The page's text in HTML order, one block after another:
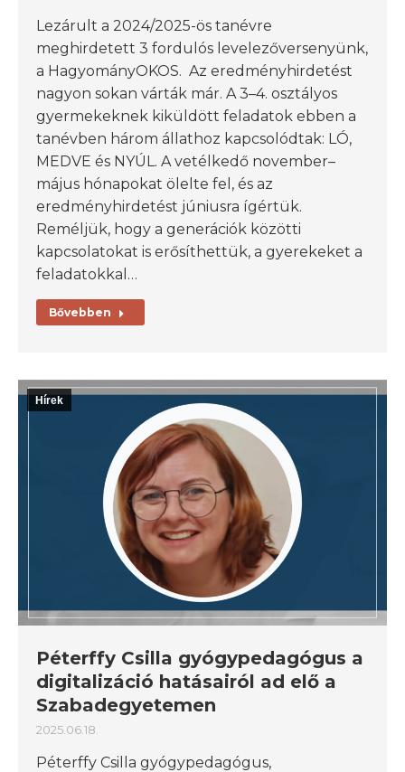
Lezárult a 2024/2025-ös tanévre
meghirdetett 3 fordulós levelezőversenyünk,
a HagyományOKOS. Az eredményhirdetést
nagyon sokan várták már. A 3–4. osztályos
gyermekeknek kiküldött feladatok ebben a
tanévben három állathoz kapcsolódtak: LÓ,
MEDVE és NYÚL. A vetélkedő november–
május hónapokat ölelte fel, és az
eredményhirdetést júniusra ígértük.
Reméljük, hogy a generációk közötti
kapcsolatokat is erősíthettük, a gyerekeket a
feladatokkal…
Bővebben
Hírek
Péterffy Csilla gyógypedagógus a
digitalizáció hatásairól ad elő a
Szabadegyetemen
2025.06.18.
Péterffy Csilla gyógypedagógus,